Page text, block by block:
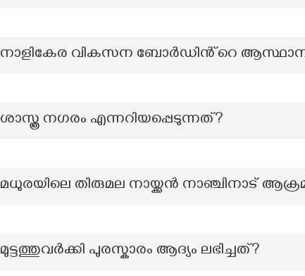
നാളികേര വികസന ബോർഡിൻ്റെ
ശാസ്ത്ര നഗരം എന്നറിയപ്പെടുന്നത്?
മധുരയിലെ തിരുമല നായ്ക്കൻ നാഞ്ചിനാട്
മുട്ടത്തുവര്‍ക്കി പുരസ്കാരം ആദ്യം ലഭിച്ചത്?